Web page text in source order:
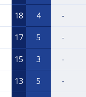
18 4 -
17 5 -
15 3 -
13 5 -